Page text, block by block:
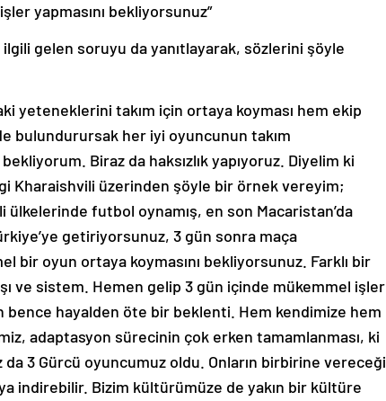
yapmasını bekliyorsunuz”
gelen soruyu da yanıtlayarak, sözlerini şöyle
yeteneklerini takım için ortaya koyması hem ekip
bulundurursak her iyi oyuncunun takım
Biraz da haksızlık yapıyoruz. Diyelim ki
Kharaishvili üzerinden şöyle bir örnek vereyim;
ülkelerinde futbol oynamış, en son Macaristan’da
getiriyorsunuz, 3 gün sonra maça
bir oyun ortaya koymasını bekliyorsunuz. Farklı bir
ve sistem. Hemen gelip 3 gün içinde mükemmel işler
bence hayalden öte bir beklenti. Hem kendimize hem
adaptasyon sürecinin çok erken tamamlanması, ki
da 3 Gürcü oyuncumuz oldu. Onların birbirine vereceği
indirebilir. Bizim kültürümüze de yakın bir kültüre